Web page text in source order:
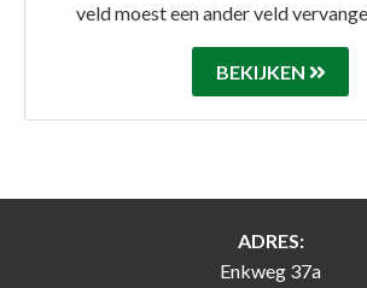
veld moest een ander veld
BEKIJKEN
ADRES:
Enkweg 37a